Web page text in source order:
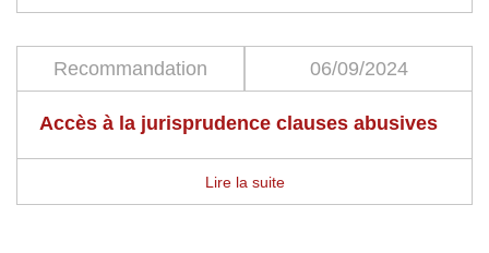
Recommandation 06/09/2024
Accès à la jurisprudence clauses abusives
Lire la suite